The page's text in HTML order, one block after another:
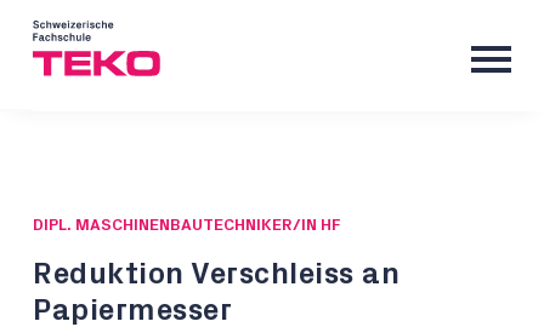
DIPL. MASCHINENBAUTECHNIKER/IN HF
Reduktion Verschleiss an
Papiermesser